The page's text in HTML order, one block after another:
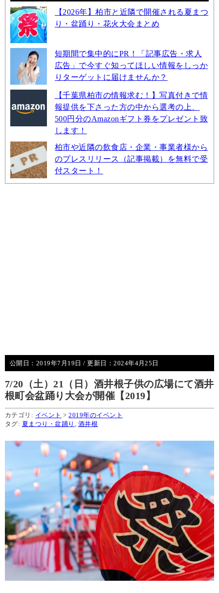
【2026年】柏市と近隣で開催される夏まつ
り・盆踊り・花火大会まとめ
短期間で集中的にPR！「記事広告・求人
広告」で今すぐ知ってほしい情報をしっか
りターゲットに届けませんか？
【千葉県柏市の情報求む！】写真付きで情
報提供を下さった方の中から選考の上、
500円分のAmazonギフト券をプレゼント致
します！
柏市や近隣の飲食店・企業・事業者様から
のプレスリリース（記事掲載）を無料で受
付スタート！
公開日： 2019年7月19日 / 更新日：2024年4月25日
7/20（土）21（日）酒井根子供の広場にて酒井
根町会盆踊り大会が開催【2019】
カテゴリ: イベント >2019年のイベント
タグ: 夏まつり・盆踊り 酒井根